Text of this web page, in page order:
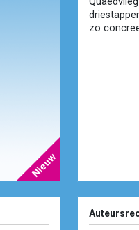
zo